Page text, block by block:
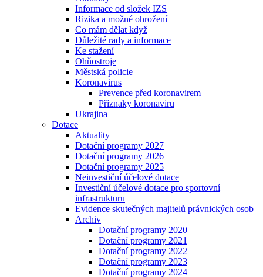
Informace od složek IZS
Rizika a možné ohrožení
Co mám dělat když
Důležité rady a informace
Ke stažení
Ohňostroje
Městská policie
Koronavirus
Prevence před koronavirem
Příznaky koronaviru
Ukrajina
Dotace
Aktuality
Dotační programy 2027
Dotační programy 2026
Dotační programy 2025
Neinvestiční účelové dotace
Investiční účelové dotace pro sportovní
infrastrukturu
Evidence skutečných majitelů právnických osob
Archiv
Dotační programy 2020
Dotační programy 2021
Dotační programy 2022
Dotační programy 2023
Dotační programy 2024